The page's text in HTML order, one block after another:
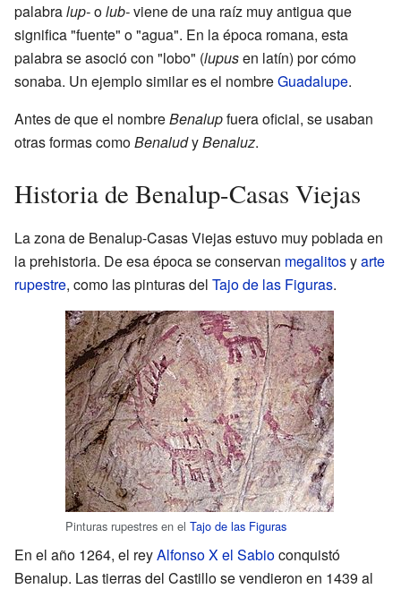
palabralup-olub-viene de una raíz muy antigua que
significa "fuente" o "agua". En la época romana, esta
palabra se asoció con "lobo" (lupusen latín) por cómo
sonaba. Un ejemplo similar es el nombreGuadalupe.
Antes de que el nombreBenalupfuera oficial, se usaban
otras formas comoBenaludyBenaluz.
Historia de Benalup-Casas Viejas
La zona de Benalup-Casas Viejas estuvo muy poblada en
la prehistoria. De esa época se conservan megalitosyarte
rupestre, como las pinturas del Tajo de las Figuras.
Pinturas rupestres en el Tajo de las Figuras
En el año 1264, el reyAlfonso X el Sabioconquistó
Benalup. Las tierras del Castillo se vendieron en 1439 al